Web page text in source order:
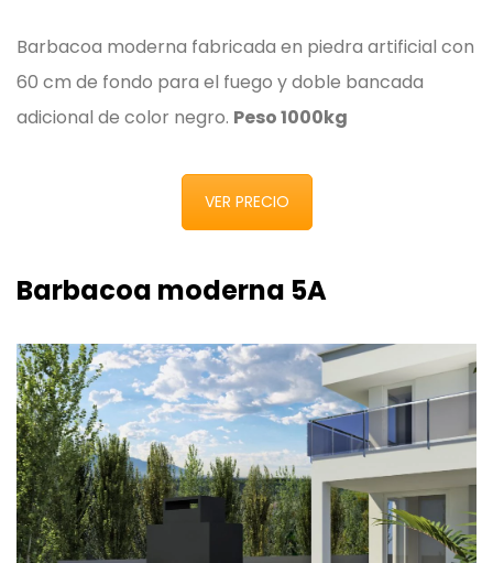
Barbacoa moderna fabricada en piedra artificial con
60 cm de fondo para el fuego y doble bancada
adicional de color negro. Peso 1000kg
VER PRECIO
Barbacoa moderna 5A